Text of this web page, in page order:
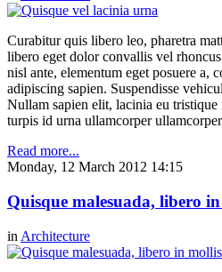
Curabitur quis libero leo, pharetra
libero eget dolor convallis vel
nisl ante, elementum eget posuere a,
adipiscing sapien. Suspendisse
Nullam sapien elit, lacinia eu
turpis id urna ullamcorper
Read more...
Monday, 12 March 2012 14:15
Quisque malesuada, libero
in Architecture